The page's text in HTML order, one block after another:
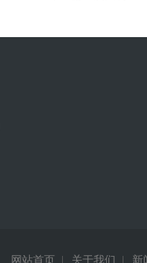
网站首页 关于我们 新